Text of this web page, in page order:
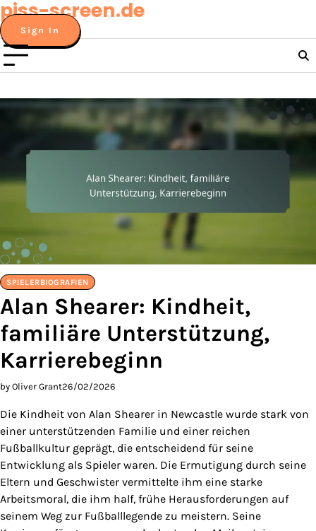
Skip
to
content
piss-screen.de
Sign In
SPIELERBIOGRAFIEN
Alan Shearer: Kindheit,
familiäre Unterstützung,
Karrierebeginn
by Oliver Grant26/02/2026
Die Kindheit von Alan Shearer in Newcastle wurde stark von
einer unterstützenden Familie und einer reichen
Fußballkultur geprägt, die entscheidend für seine
Entwicklung als Spieler waren. Die Ermutigung durch seine
Eltern und Geschwister vermittelte ihm eine starke
Arbeitsmoral, die ihm half, frühe Herausforderungen auf
seinem Weg zur Fußballlegende zu meistern. Seine